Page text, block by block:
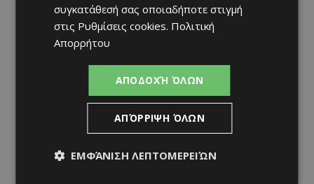
συγκατάθεσή σας οποιαδήποτε στιγμή
στις Ρυθμίσεις cookies. Πολιτική
Απορρήτου
ΑΠΟΔΟΧΉ ΌΛΩΝ
ΑΠΌΡΡΙΨΗ ΌΛΩΝ
ΕΜΦΆΝΙΣΗ ΛΕΠΤΟΜΕΡΕΙΏΝ